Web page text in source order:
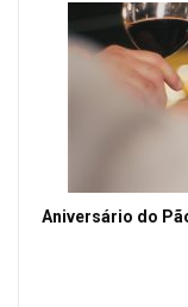
Aniversário do